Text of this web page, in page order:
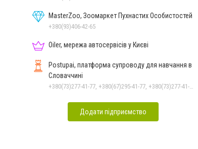
MasterZoo, Зоомаркет Пухнастих Особистостей
+380(93)406-42-65
Oiler, мережа автосервісів у Києві
Postupai, платформа супроводу для навчання в
Словаччині
Додати підприємство